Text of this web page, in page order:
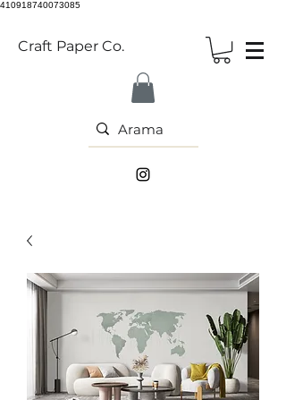
410918740073085
Craft Paper Co.